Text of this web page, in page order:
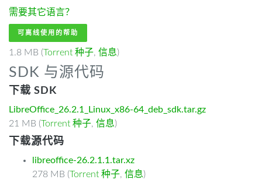
需要其它语言？
可离线使用的帮助
1.8 MB (Torrent 种子, 信息)
SDK 与源代码
下载 SDK
LibreOffice_26.2.1_Linux_x86-64_deb_sdk.tar.gz
21 MB (Torrent 种子, 信息)
下载源代码
libreoffice-26.2.1.1.tar.xz
278 MB (Torrent 种子, 信息)